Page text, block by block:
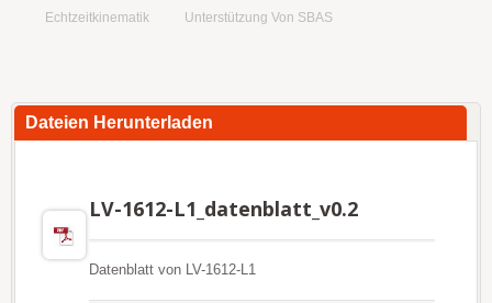
Echtzeitkinematik
Unterstützung Von SBAS
Dateien Herunterladen
LV-1612-L1_datenblatt_v0.2
Datenblatt von LV-1612-L1